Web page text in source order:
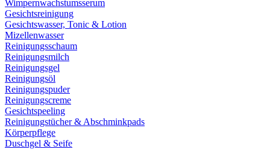
Wimpernwachstumsserum
Gesichtsreinigung
Gesichtswasser, Tonic & Lotion
Mizellenwasser
Reinigungsschaum
Reinigungsmilch
Reinigungsgel
Reinigungsöl
Reinigungspuder
Reinigungscreme
Gesichtspeeling
Reinigungstücher & Abschminkpads
Körperpflege
Duschgel & Seife